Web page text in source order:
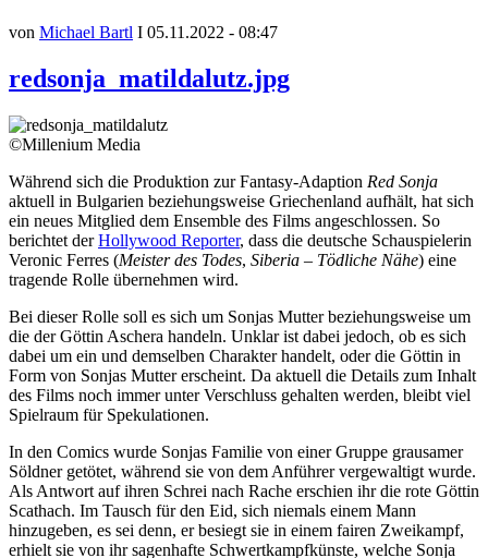
von Michael Bartl I 05.11.2022 - 08:47
redsonja_matildalutz.jpg
©Millenium Media
Während sich die Produktion zur Fantasy-Adaption Red Sonja
aktuell in Bulgarien beziehungsweise Griechenland aufhält, hat sich
ein neues Mitglied dem Ensemble des Films angeschlossen. So
berichtet derHollywood Reporter, dass die deutsche Schauspielerin
Veronic Ferres (Meister des Todes, Siberia – Tödliche Nähe) eine
tragende Rolle übernehmen wird.
Bei dieser Rolle soll es sich um Sonjas Mutter beziehungsweise um
die der Göttin Aschera handeln. Unklar ist dabei jedoch, ob es sich
dabei um ein und demselben Charakter handelt, oder die Göttin in
Form von Sonjas Mutter erscheint. Da aktuell die Details zum Inhalt
des Films noch immer unter Verschluss gehalten werden, bleibt viel
Spielraum für Spekulationen.
In den Comics wurde Sonjas Familie von einer Gruppe grausamer
Söldner getötet, während sie von dem Anführer vergewaltigt wurde.
Als Antwort auf ihren Schrei nach Rache erschien ihr die rote Göttin
Scathach. Im Tausch für den Eid, sich niemals einem Mann
hinzugeben, es sei denn, er besiegt sie in einem fairen Zweikampf,
erhielt sie von ihr sagenhafte Schwertkampfkünste, welche Sonja